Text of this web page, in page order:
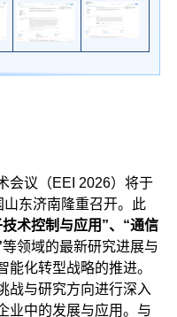
会议（EEI 2026）将于
东济南隆重召开。此
术控制与应用”、“通信
等领域的最新研究进展与
化转型战略的推进。
战与研究方向进行深入
业中的发展与应用。与